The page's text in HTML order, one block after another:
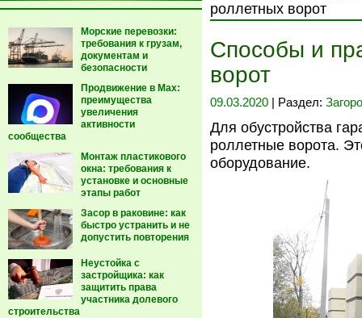
Морские перевозки:
требования к грузам,
документам и
безопасности
Продвижение в Max:
преимущества
увеличения
активности
сообщества
Монтаж пластикового
окна: требования к
установке и основные
этапы работ
Засор в раковине: как
быстро устранить и не
допустить повторения
Неустойка с
застройщика: как
защитить права
участника долевого
строительства
роллетных ворот
Способы и
ворот
09.03.2020 | Раздел:
Для обустройства
роллетные ворота.
оборудование.